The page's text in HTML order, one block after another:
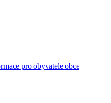
pro obyvatele obce